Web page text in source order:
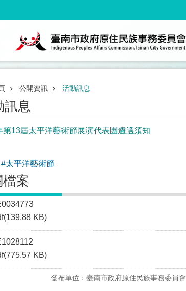
公開資訊 活動訊息
訊息
第13屆太平洋藝術節展演代表團遴選須知
#太平洋藝術節
案
KB)
KB)
發布單位：臺南市政府原住民族事務委員會